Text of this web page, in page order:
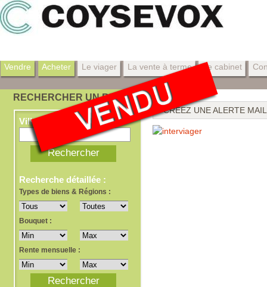
Vendre Acheter Le viager La vente à terme Le cabinet
RECHERCHER UN BIEN
Ville, dept, ref
Recherche détaillée :
Types de biens & Régions :
Bouquet :
Rente mensuelle :
CRÉEZ UNE ALERTE MAIL